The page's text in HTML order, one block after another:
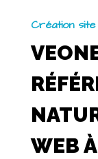
Création
WEB À